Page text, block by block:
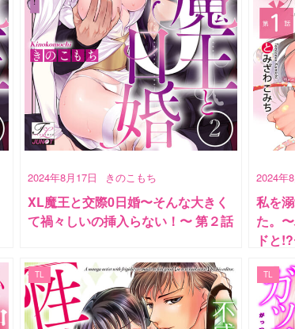
2024年8月17日 きのこもち
XL魔王と交際0日婚〜そんな大きく
て禍々しいの挿入らない！〜 第２話
2024年
私を
た。
ドと
TL TL